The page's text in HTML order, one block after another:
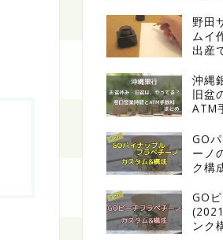
野田
ムイ
出産
沖縄
旧盆
ATM
GO
ーノ
ク構
GO
ンク